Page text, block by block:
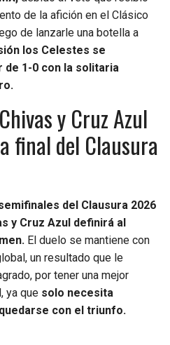
de la afición en el Clásico
de lanzarle una botella a
los Celestes se
1-0 con la solitaria
y Cruz Azul
final del Clausura
del Clausura 2026
y Cruz Azul definirá al
El duelo se mantiene con
un resultado que le
por tener una mejor
ya que solo necesita
con el triunfo.